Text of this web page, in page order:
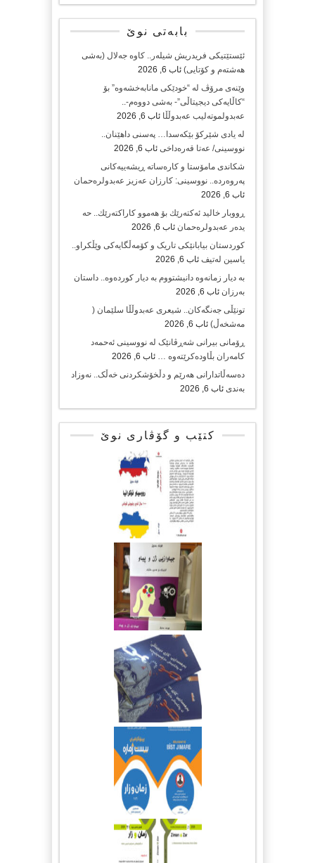
بابەتی نوێ
ئێستێتیکی فریدریش شیلەر.. کاوە جەلال (بەشی
هەشتەم و کۆتایی) ئاب 6, 2026
وێنەی مرۆڤ لە “خودێکی مانابەخشەوە” بۆ
“کاڵایەکی دیجیتاڵی”- بەشی دووەم-..
عەبدولموتەلیب عەبدوڵڵا ئاب 6, 2026
لە یادی شێرکۆ بێکەسدا… پەسنی داهێنان..
نووسینی/ عەتا قەرەداخی ئاب 6, 2026
شکاندی مامۆستا و کارەساتە ڕیشەییەکانی
پەروەردە.. نووسینی: کارزان عەزیز عەبدولرەحمان
ئاب 6, 2026
ڕووبار خالید ئەكتەرێك بۆ هەموو كاراكتەرێك.. حه
یدەر عەبدولرەحمان ئاب 6, 2026
کوردستان بیابانێکی تاریک و کۆمەڵگایەکی وێڵکراو..
یاسین لەتیف ئاب 6, 2026
بە دیار زمانەوە دانیشتووم بە دیار کوردەوە.. داستان
بەرزان ئاب 6, 2026
تونێڵی جەنگەکان.. شیعری عەبدوڵڵا سلێمان (
مەشخەڵ) ئاب 6, 2026
ڕۆمانی بیرانی شەڕڤانێک لە نووسینی ئەحمەد
کامەران بڵاودەکرێتەوە … ئاب 6, 2026
دەسەڵاتدارانی هەرێم و دڵخۆشکردنی خەڵک.. نەوزاد
بەندی ئاب 6, 2026
کتێب و گۆڤاری نوێ